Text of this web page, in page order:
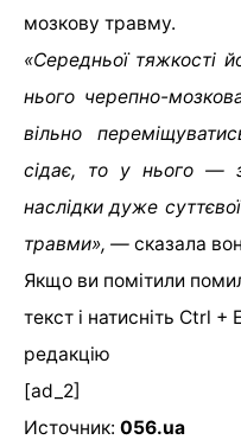
мозкову травму.
«Середньої тяжкості
нього черепно-
вільно
сідає, то у нього —
наслідки дуже
травми», — сказала
Якщо ви помітили
текст і натисніть Ctrl
редакцію
[ad_2]
Источник: 056.ua